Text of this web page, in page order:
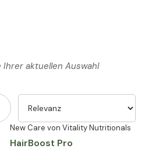
Ihrer aktuellen Auswahl
New Care von Vitality Nutritionals
HairBoost Pro